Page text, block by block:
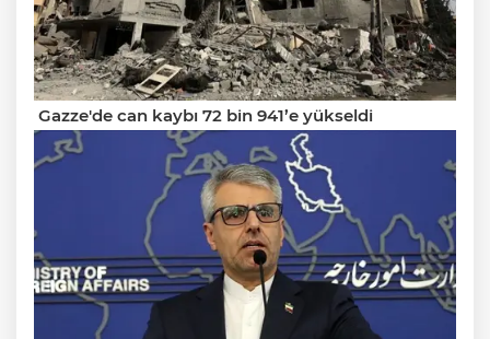
Gazze'de can kaybı 72 bin 941’e yükseldi